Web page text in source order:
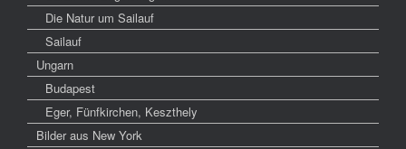
Die Natur um Sailauf
Sailauf
Ungarn
Budapest
Eger, Fünfkirchen, Keszthely
Bilder aus New York